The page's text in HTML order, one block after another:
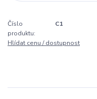
Číslo
produktu:
C1
Hlídat cenu / dostupnost